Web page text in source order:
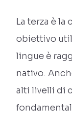
La terza è
obiettivo
lingue è
nativo.
alti livelli di